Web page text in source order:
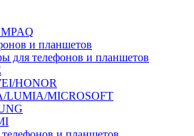
и планшетов
для телефонов и планшетов
HONOR
LUMIA/MICROSOFT